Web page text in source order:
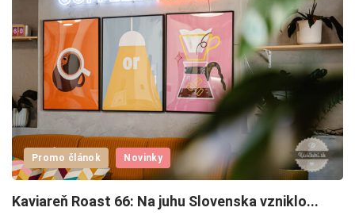
Promo článok Novinky
Kaviareň Roast 66: Na juhu Slovenska vzniklo...